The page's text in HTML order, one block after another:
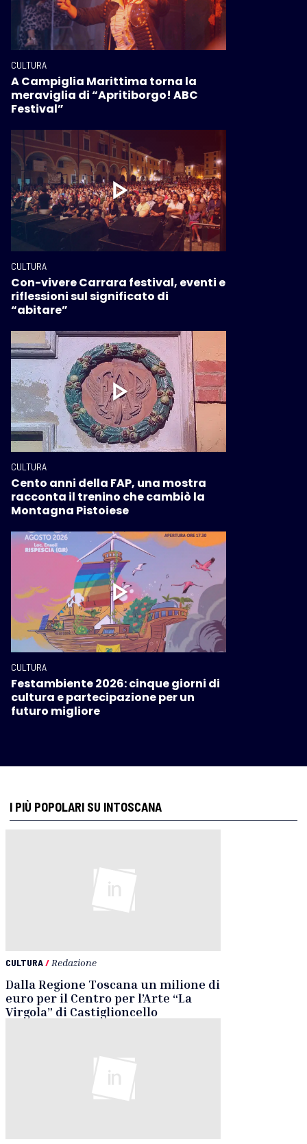
CULTURA
A Campiglia Marittima torna la
meraviglia di “Apritiborgo! ABC
Festival”
CULTURA
Con-vivere Carrara festival, eventi e
riflessioni sul significato di
“abitare”
CULTURA
Cento anni della FAP, una mostra
racconta il trenino che cambiò la
Montagna Pistoiese
CULTURA
Festambiente 2026: cinque giorni di
cultura e partecipazione per un
futuro migliore
I PIÙ POPOLARI SU INTOSCANA
CULTURA/ Redazione
Dalla Regione Toscana un milione di
euro per il Centro per l’Arte “La
Virgola” di Castiglioncello